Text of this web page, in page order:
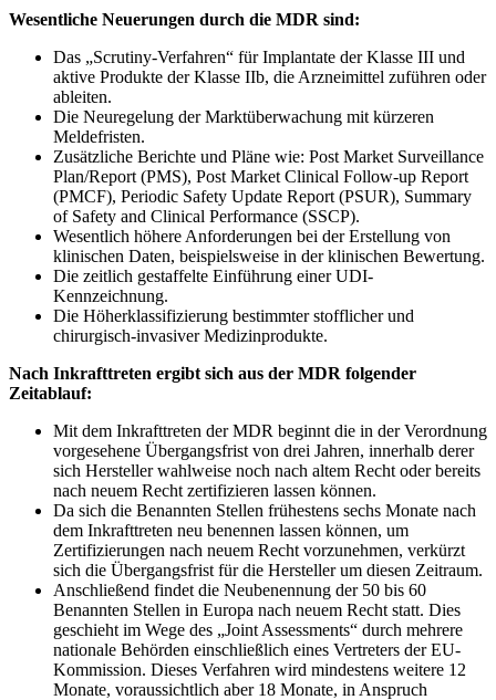
Wesentliche Neuerungen durch die MDR sind:
Das „Scrutiny-Verfahren“ für Implantate der Klasse III und
aktive Produkte der Klasse IIb, die Arzneimittel zuführen oder
ableiten.
Die Neuregelung der Marktüberwachung mit kürzeren
Meldefristen.
Zusätzliche Berichte und Pläne wie: Post Market Surveillance
Plan/Report (PMS), Post Market Clinical Follow-up Report
(PMCF), Periodic Safety Update Report (PSUR), Summary
of Safety and Clinical Performance (SSCP).
Wesentlich höhere Anforderungen bei der Erstellung von
klinischen Daten, beispielsweise in der klinischen Bewertung.
Die zeitlich gestaffelte Einführung einer UDI-
Kennzeichnung.
Die Höherklassifizierung bestimmter stofflicher und
chirurgisch-invasiver Medizinprodukte.
Nach Inkrafttreten ergibt sich aus der MDR folgender
Zeitablauf:
Mit dem Inkrafttreten der MDR beginnt die in der Verordnung
vorgesehene Übergangsfrist von drei Jahren, innerhalb derer
sich Hersteller wahlweise noch nach altem Recht oder bereits
nach neuem Recht zertifizieren lassen können.
Da sich die Benannten Stellen frühestens sechs Monate nach
dem Inkrafttreten neu benennen lassen können, um
Zertifizierungen nach neuem Recht vorzunehmen, verkürzt
sich die Übergangsfrist für die Hersteller um diesen Zeitraum.
Anschließend findet die Neubenennung der 50 bis 60
Benannten Stellen in Europa nach neuem Recht statt. Dies
geschieht im Wege des „Joint Assessments“ durch mehrere
nationale Behörden einschließlich eines Vertreters der EU-
Kommission. Dieses Verfahren wird mindestens weitere 12
Monate, voraussichtlich aber 18 Monate, in Anspruch